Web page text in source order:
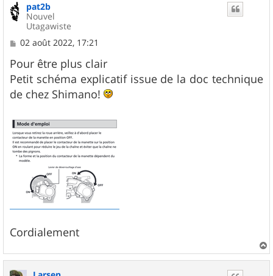
pat2b
Nouvel
Utagawiste
M
s
s
a
g
e
02 août 2022, 17:21
Pour être plus clair
Petit schéma explicatif issue de la doc technique
de chez Shimano!
Cordialement
a